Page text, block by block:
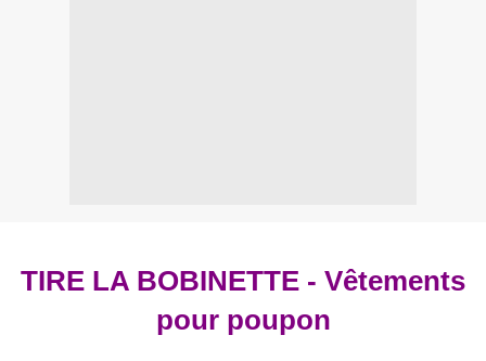
TIRE LA BOBINETTE - Vêtements
pour poupon